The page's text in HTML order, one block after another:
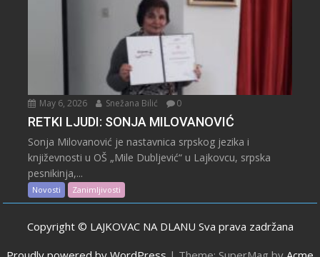
May 6, 2026 Snežana Bilić 0
RETKI LJUDI: SONJA MILOVANOVIĆ
Sonja Milovanović je nastavnica srpskog jezika i
književnosti u OŠ „Mile Dubljević“ u Lajkovcu, srpska
pesnikinja,...
Novosti Zanimljivosti
Copyright © LAJKOVAC NA DLANU Sva prava zadržana